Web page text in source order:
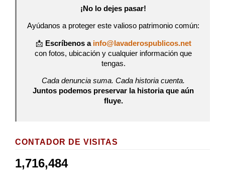
¡No lo dejes pasar!
Ayúdanos a proteger este valioso patrimonio común:
📩 Escríbenos a info@lavaderospublicos.net
con fotos, ubicación y cualquier información que
tengas.
Cada denuncia suma. Cada historia cuenta.
Juntos podemos preservar la historia que aún
fluye.
CONTADOR DE VISITAS
1,716,484